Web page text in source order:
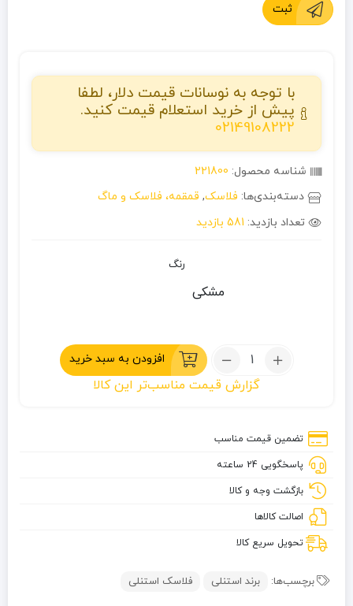
ثبت
با توجه به نوسانات قیمت دلار، لطفا
پیش از خرید استعلام قیمت کنید.
02149108222
شناسه محصول: 221800
دسته‌بندی‌ها: فلاسک, قمقمه، فلاسک و ماگ
تعداد بازدید: 581 بازدید
رنگ
مشکی
تعداد:
1.3
سری
مستر
مدل
Unbreakable
افزودن به سبد خرید
گزارش قیمت مناسب‌تر این کالا
تضمین قیمت مناسب
پاسخگویی 24 ساعته
بازگشت وجه و کالا
اصالت کالاها
تحویل سریع کالا
برچسب‌ها: برند استنلی فلاسک استنلی